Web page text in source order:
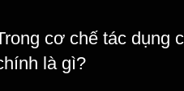
cơ chế tác dụng
là gì?